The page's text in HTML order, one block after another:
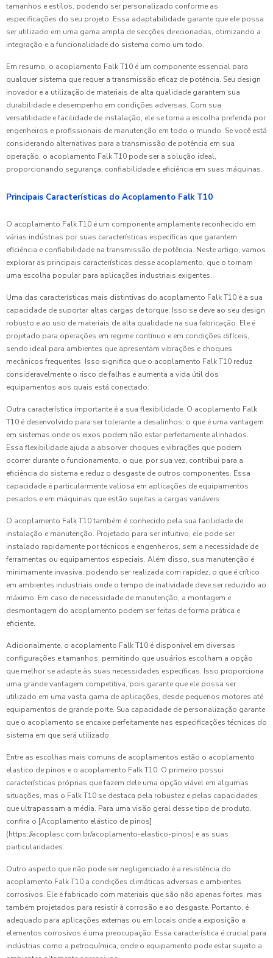
tamanhos e estilos, podendo ser personalizado conforme as
especificações do seu projeto. Essa adaptabilidade garante que ele possa
ser utilizado em uma gama ampla de secções direcionadas, otimizando a
integração e a funcionalidade do sistema como um todo.
Em resumo, o acoplamento Falk T10 é um componente essencial para
qualquer sistema que requer a transmissão eficaz de potência. Seu design
inovador e a utilização de materiais de alta qualidade garantem sua
durabilidade e desempenho em condições adversas. Com sua
versatilidade e facilidade de instalação, ele se torna a escolha preferida por
engenheiros e profissionais de manutenção em todo o mundo. Se você está
considerando alternativas para a transmissão de potência em sua
operação, o acoplamento Falk T10 pode ser a solução ideal,
proporcionando segurança, confiabilidade e eficiência em suas máquinas.
Principais Características do Acoplamento Falk T10
O acoplamento Falk T10 é um componente amplamente reconhecido em
várias indústrias por suas características específicas que garantem
eficiência e confiabilidade na transmissão de potência. Neste artigo, vamos
explorar as principais características desse acoplamento, que o tornam
uma escolha popular para aplicações industriais exigentes.
Uma das características mais distintivas do acoplamento Falk T10 é a sua
capacidade de suportar altas cargas de torque. Isso se deve ao seu design
robusto e ao uso de materiais de alta qualidade na sua fabricação. Ele é
projetado para operações em regime contínuo e em condições difíceis,
sendo ideal para ambientes que apresentam vibrações e choques
mecânicos frequentes. Isso significa que o acoplamento Falk T10 reduz
consideravelmente o risco de falhas e aumenta a vida útil dos
equipamentos aos quais está conectado.
Outra característica importante é a sua flexibilidade. O acoplamento Falk
T10 é desenvolvido para ser tolerante a desalinhos, o que é uma vantagem
em sistemas onde os eixos podem não estar perfeitamente alinhados.
Essa flexibilidade ajuda a absorver choques e vibrações que podem
ocorrer durante o funcionamento, o que, por sua vez, contribui para a
eficiência do sistema e reduz o desgaste de outros componentes. Essa
capacidade é particularmente valiosa em aplicações de equipamentos
pesados e em máquinas que estão sujeitas a cargas variáveis.
O acoplamento Falk T10 também é conhecido pela sua facilidade de
instalação e manutenção. Projetado para ser intuitivo, ele pode ser
instalado rapidamente por técnicos e engenheiros, sem a necessidade de
ferramentas ou equipamentos especiais. Além disso, sua manutenção é
minimamente invasiva, podendo ser realizada com rapidez, o que é crítico
em ambientes industriais onde o tempo de inatividade deve ser reduzido ao
máximo. Em caso de necessidade de manutenção, a montagem e
desmontagem do acoplamento podem ser feitas de forma prática e
eficiente.
Adicionalmente, o acoplamento Falk T10 é disponível em diversas
configurações e tamanhos, permitindo que usuários escolham a opção
que melhor se adapte às suas necessidades específicas. Isso proporciona
uma grande vantagem competitiva, pois garante que ele possa ser
utilizado em uma vasta gama de aplicações, desde pequenos motores até
equipamentos de grande porte. Sua capacidade de personalização garante
que o acoplamento se encaixe perfeitamente nas especificações técnicas do
sistema em que será utilizado.
Entre as escolhas mais comuns de acoplamentos estão o acoplamento
elastico de pinos e o acoplamento Falk T10. O primeiro possui
características próprias que fazem dele uma opção viável em algumas
situações, mas o Falk T10 se destaca pela robustez e pelas capacidades
que ultrapassam a média. Para uma visão geral desse tipo de produto,
confira o [Acoplamento elástico de pinos]
(https://acoplasc.com.br/acoplamento-elastico-pinos) e as suas
particularidades.
Outro aspecto que não pode ser negligenciado é a resistência do
acoplamento Falk T10 a condições climáticas adversas e ambientes
corrosivos. Ele é fabricado com materiais que são não apenas fortes, mas
também projetados para resistir à corrosão e ao desgaste. Portanto, é
adequado para aplicações externas ou em locais onde a exposição a
elementos corrosivos é uma preocupação. Essa característica é crucial para
indústrias como a petroquímica, onde o equipamento pode estar sujeito a